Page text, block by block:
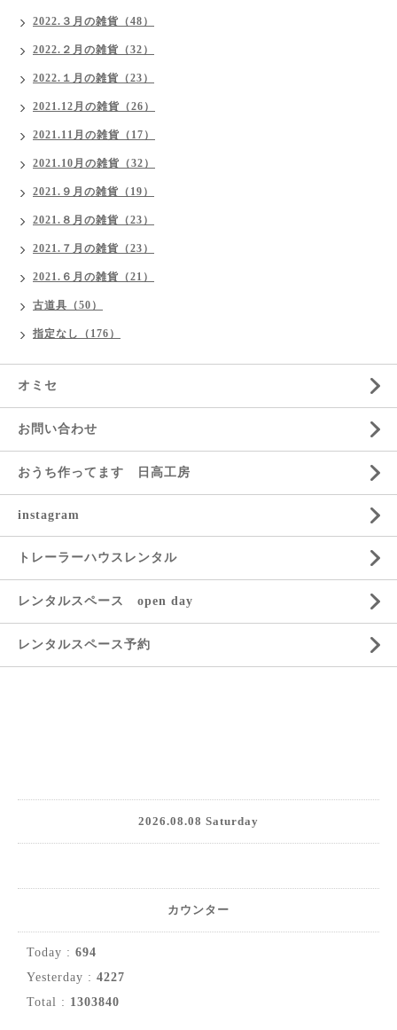
2022.３月の雑貨（48）
2022.２月の雑貨（32）
2022.１月の雑貨（23）
2021.12月の雑貨（26）
2021.11月の雑貨（17）
2021.10月の雑貨（32）
2021.９月の雑貨（19）
2021.８月の雑貨（23）
2021.７月の雑貨（23）
2021.６月の雑貨（21）
古道具（50）
指定なし（176）
オミセ
お問い合わせ
おうち作ってます 日高工房
instagram
トレーラーハウスレンタル
レンタルスペース open day
レンタルスペース予約
2026.08.08 Saturday
カウンター
Today : 694
Yesterday : 4227
Total : 1303840